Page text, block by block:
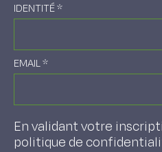
IDENTITÉ*
EMAIL*
En validant votre
politique de